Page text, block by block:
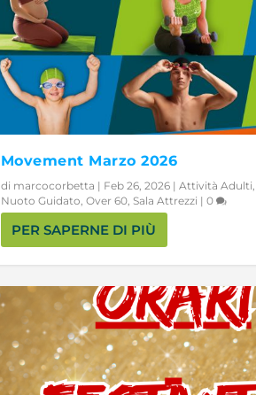
Movement Marzo 2026
di marcocorbetta | Feb 26, 2026| Attività Adulti,
Nuoto Guidato, Over 60, Sala Attrezzi | 0
PER SAPERNE DI PIÙ